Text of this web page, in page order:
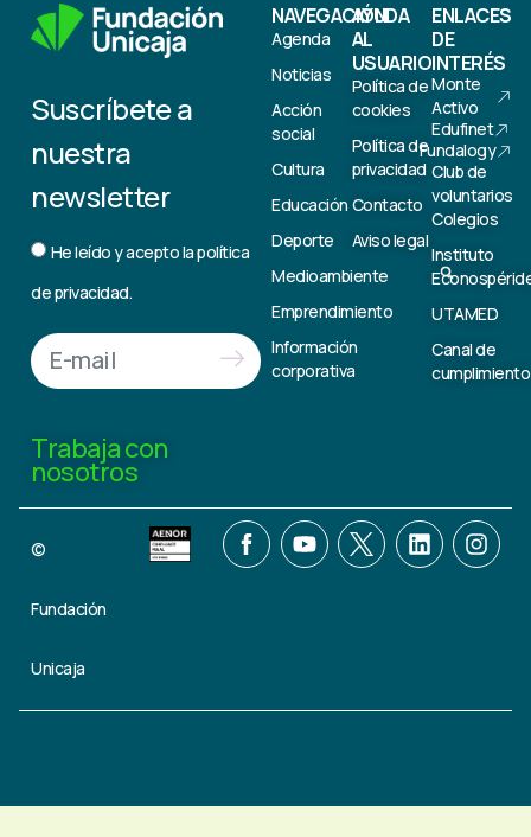
Suscríbete a
nuestra
newsletter
He leído y acepto lapolítica
de privacidad.
Trabaja con
nosotros
NAVEGACIÓN
Agenda
Noticias
Acción
social
Cultura
Educación
Deporte
Medioambiente
Emprendimiento
Información
corporativa
AYUDA
AL
USUARIO
Política de
cookies
Política de
privacidad
Contacto
Aviso legal
ENLACES
DE
INTERÉS
Monte
Activo
Edufinet
Fundalogy
Club de
voluntarios
Colegios
Instituto
UTAMED
Canal de
cumplimiento
©
Fundación
Unicaja